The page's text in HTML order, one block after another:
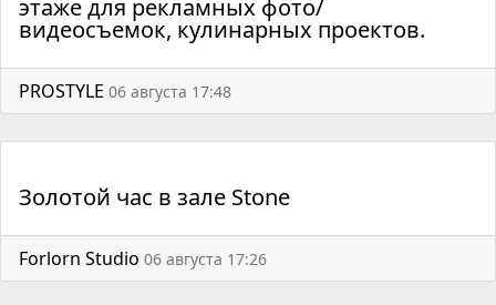
этаже для рекламных фото/
видеосъемок, кулинарных проектов.
PROSTYLE 06 августа 17:48
Золотой час в зале Stone
Forlorn Studio 06 августа 17:26